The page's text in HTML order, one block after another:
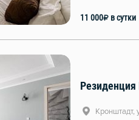
11 000₽ в сутки
Кронштадт,